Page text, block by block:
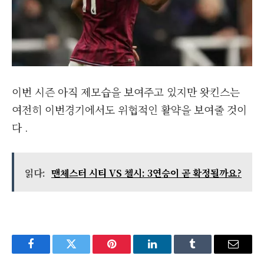
이번 시즌 아직 제모습을 보여주고 있지만 왓킨스는
여전히 이번경기에서도 위협적인 활약을 보여줄 것이
다 .
읽다: 맨체스터 시티 VS 첼시: 3연승이 곧 확정될까요?
FacebookTwitter Pinterest LinkedInTumblr Email